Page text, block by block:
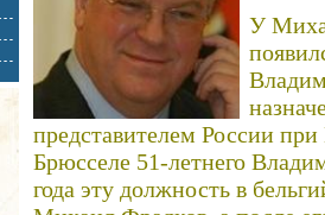
У
представителем России
Брюсселе 51-летнего
года эту должность в